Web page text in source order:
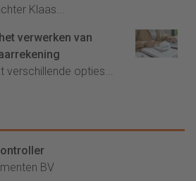
Klaas...
verwerken van
verschillende opties...
BV